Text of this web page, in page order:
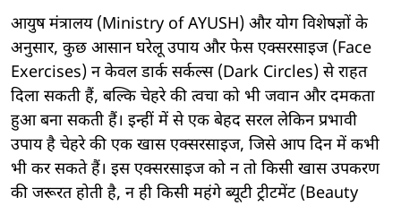
आयुष मंत्रालय (Ministry of AYUSH) और योग विशेषज्ञों के
अनुसार, कुछ आसान घरेलू उपाय और फेस एक्सरसाइज (Face
Exercises) न केवल डार्क सर्कल्स (Dark Circles) से राहत
दिला सकती हैं, बल्कि चेहरे की त्वचा को भी जवान और दमकता
हुआ बना सकती हैं। इन्हीं में से एक बेहद सरल लेकिन प्रभावी
उपाय है चेहरे की एक खास एक्सरसाइज, जिसे आप दिन में कभी
भी कर सकते हैं। इस एक्सरसाइज को न तो किसी खास उपकरण
की जरूरत होती है, न ही किसी महंगे ब्यूटी ट्रीटमेंट (Beauty